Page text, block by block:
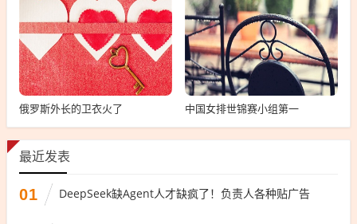
俄罗斯外长的卫衣火了 中国女排世锦赛小组第一
最近发表
01 DeepSeek缺Agent人才缺疯了！负责人各种贴广告